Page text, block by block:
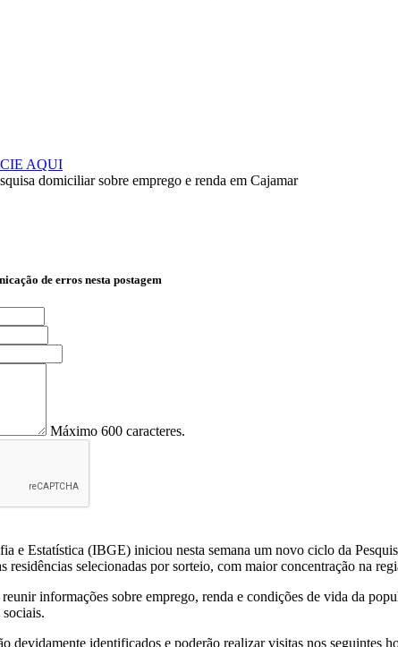
de erros nesta postagem
Máximo 600 caracteres.
e Estatística (IBGE) iniciou nesta semana um novo ciclo da
residências selecionadas por sorteio, com maior concentração na
informações sobre emprego, renda e condições de vida da
devidamente identificados e poderão realizar visitas nos seguintes